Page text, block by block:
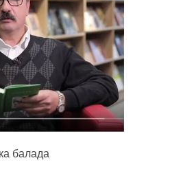
балада